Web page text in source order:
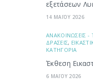
εξετάσεων
14 ΜΑΪΟΥ 2026
ΑΝΑΚΟΙΝΩΣΕΙΣ -
ΔΡΑΣΕΙΣ,
ΚΑΤΗΓΟΡΙΑ
Έκθεση
6 ΜΑΪΟΥ 2026